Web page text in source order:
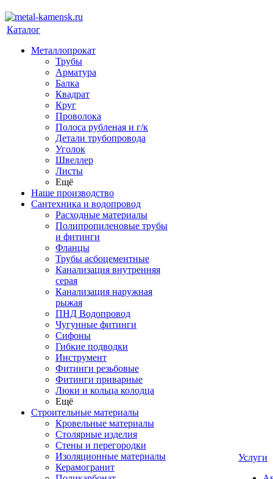
Каталог
Металлопрокат
Трубы
Арматура
Балка
Квадрат
Круг
Проволока
Полоса рубленая и г/к
Детали трубопровода
Уголок
Швеллер
Листы
Ещё
Наше производство
Сантехника и водопровод
Расходные материалы
Полипропиленовые трубы
и фитинги
Фланцы
Трубы асбоцементные
Канализация внутренняя
серая
Канализация наружная
рыжая
ПНД Водопровод
Чугунные фитинги
Сифоны
Гибкие подводки
Инструмент
Фитинги резьбовые
Фитинги приварные
Люки и кольца колодца
Ещё
Строительные материалы
Кровельные материалы
Столярные изделия
Стены и перегородки
Изоляционные материалы
Керамогранит
Услуги